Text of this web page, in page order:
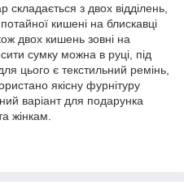
складається з двох відділень,
кишені на блискавці
двох кишень зовні на
сумку можна в руці, під
цього є текстильний ремінь,
якісну фурнітуру
варіант для подарунка
жінкам.